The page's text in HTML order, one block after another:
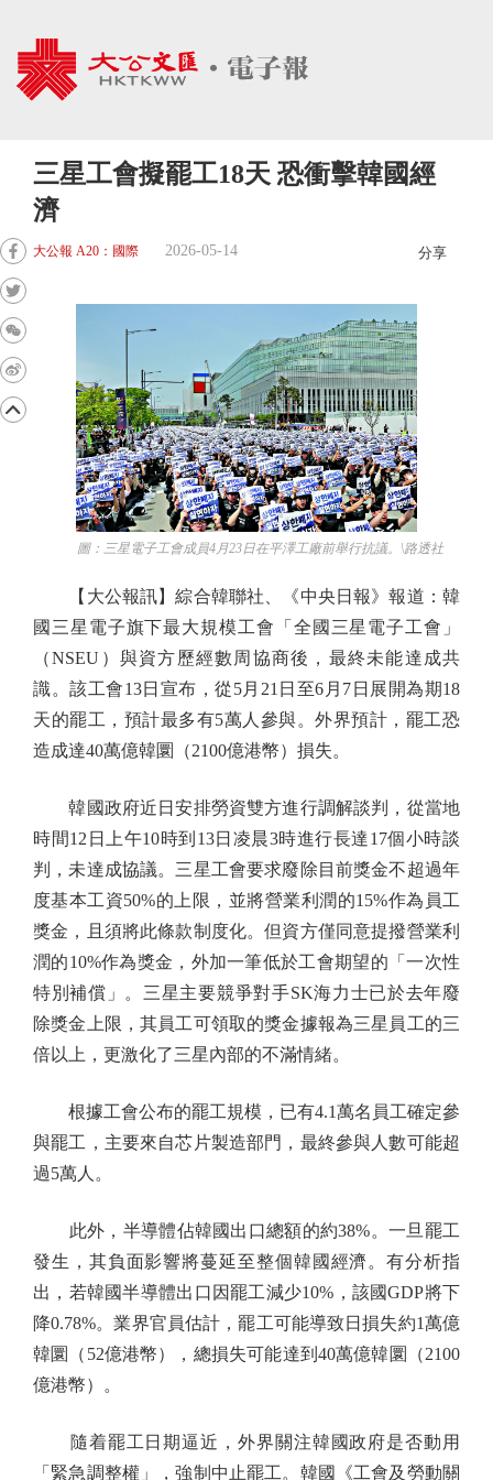
三星工會擬罷工18天 恐衝擊韓國經
濟
大公報 A20：國際 2026-05-14 分享
圖：三星電子工會成員4月23日在平澤工廠前舉行抗議。\路透社
【大公報訊】綜合韓聯社、《中央日報》報道：韓
國三星電子旗下最大規模工會「全國三星電子工會」
（NSEU）與資方歷經數周協商後，最終未能達成共
識。該工會13日宣布，從5月21日至6月7日展開為期18
天的罷工，預計最多有5萬人參與。外界預計，罷工恐
造成達40萬億韓圜（2100億港幣）損失。
韓國政府近日安排勞資雙方進行調解談判，從當地
時間12日上午10時到13日凌晨3時進行長達17個小時談
判，未達成協議。三星工會要求廢除目前獎金不超過年
度基本工資50%的上限，並將營業利潤的15%作為員工
獎金，且須將此條款制度化。但資方僅同意提撥營業利
潤的10%作為獎金，外加一筆低於工會期望的「一次性
特別補償」。三星主要競爭對手SK海力士已於去年廢
除獎金上限，其員工可領取的獎金據報為三星員工的三
倍以上，更激化了三星內部的不滿情緒。
根據工會公布的罷工規模，已有4.1萬名員工確定參
與罷工，主要來自芯片製造部門，最終參與人數可能超
過5萬人。
此外，半導體佔韓國出口總額的約38%。一旦罷工
發生，其負面影響將蔓延至整個韓國經濟。有分析指
出，若韓國半導體出口因罷工減少10%，該國GDP將下
降0.78%。業界官員估計，罷工可能導致日損失約1萬億
韓圜（52億港幣），總損失可能達到40萬億韓圜（2100
億港幣）。
隨着罷工日期逼近，外界關注韓國政府是否動用
「緊急調整權」，強制中止罷工。韓國《工會及勞動關